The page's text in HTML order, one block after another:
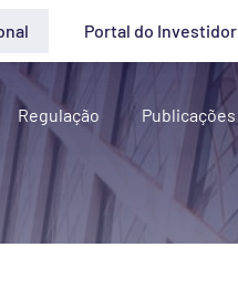
Portal do Investidor
Regulação Publicações